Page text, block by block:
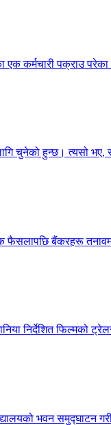
कर्मचारी पक्राउ
चुनेको हुन्छ। त्यसो
फैसलापछि बैंकरहरू
निर्देशित फिल्मको
भवन समुद्घाटन